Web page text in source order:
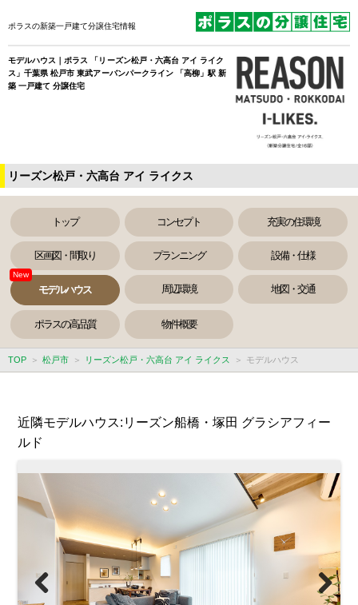
ポラスの新築一戸建て分譲住宅情報
モデルハウス｜ポラス 「リーズン松戸・六高台 アイ ライク
ス」千葉県 松戸市 東武アーバンパークライン 「高柳」駅 新
築 一戸建て 分譲住宅
リーズン松戸・六高台 アイ ライクス
トップ コンセプト 充実の住環境
区画図・間取り プランニング 設備・仕様
モデルハウス 周辺環境 地図・交通
ポラスの高品質 物件概要
TOP 松戸市 リーズン松戸・六高台 アイ ライクス モデルハウス
近隣モデルハウス:リーズン船橋・塚田 グラシアフィー
ルド